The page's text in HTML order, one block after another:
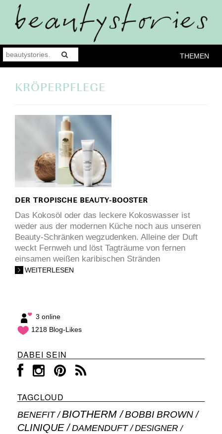
THEMEN
KRÖPERPFLEGE
DER TROPISCHE BEAUTY-BOOSTER
Das Kokosöl oder das leckere Kokoswasser ist
weder aus der modernen Küche noch aus unseren
Beauty-Schränken wegzudenken. Alleine der Duft
weckt Fernweh und löst Tagträume von fernen
einsamen weißen karibischen Stränden
WEITERLESEN
3 online
1218 Blog-Likes
DABEI SEIN
TAGCLOUD
BENEFIT BIOTHERM BOBBI BROWN
CLINIQUE DAMENDUFT DESIGNER